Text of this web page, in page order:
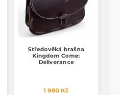
Středověká brašna
Kingdom Come:
Deliverance
1 980 Kč